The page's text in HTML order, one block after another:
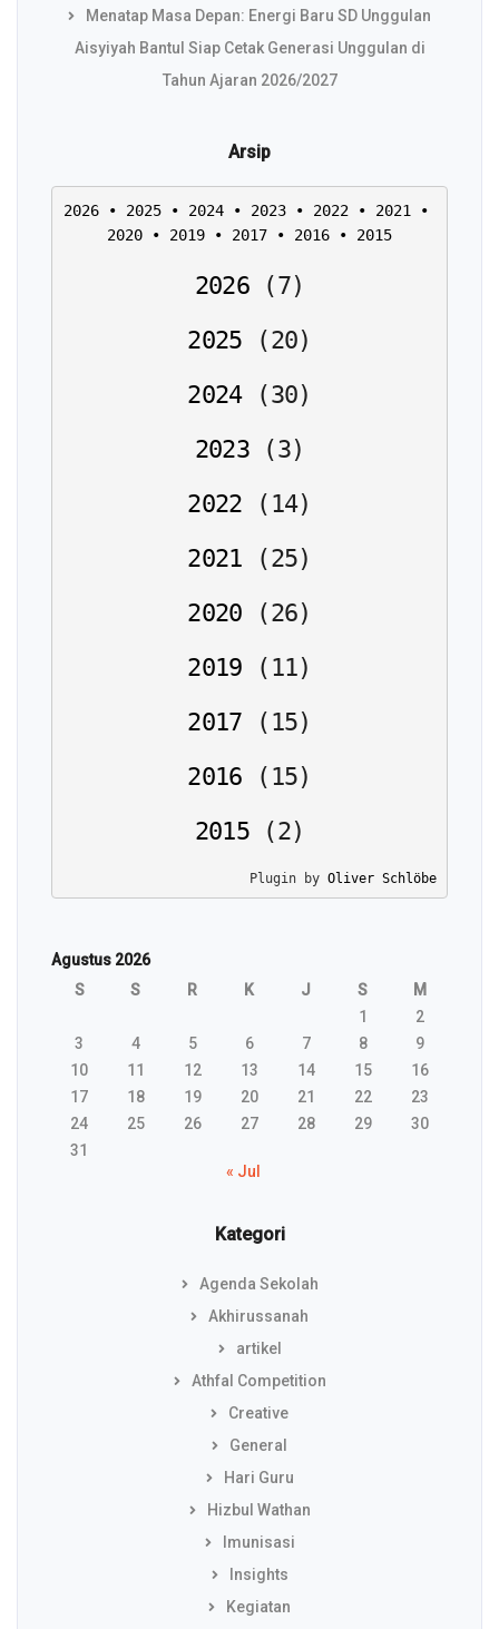
Menatap Masa Depan: Energi Baru SD Unggulan
Aisyiyah Bantul Siap Cetak Generasi Unggulan di
Tahun Ajaran 2026/2027
Arsip
2026 • 2025 • 2024 • 2023 • 2022 • 2021
2020 • 2019 • 2017 • 2016 • 2015
2026 (7)
2025
(20)
2024
(30)
2023
(3)
2022
( 14)
2021
(25)
2020
(26)
2019
( 11)
2017
( 15)
2016
( 15)
2015
(2)
Plugin by Oliver Schlöbe
Agustus 2026
S
S R K J S
M
1
2
3
4 5 6 7 8
9
10
11 12 13 14 15
16
17
18 19 20 21 22
23
24
25 26 27 28 29
30
31
« Jul
Kategori
Agenda Sekolah
Akhirussanah
artikel
Athfal Competition
Creative
General
Hari Guru
Hizbul Wathan
Imunisasi
Insights
Kegiatan